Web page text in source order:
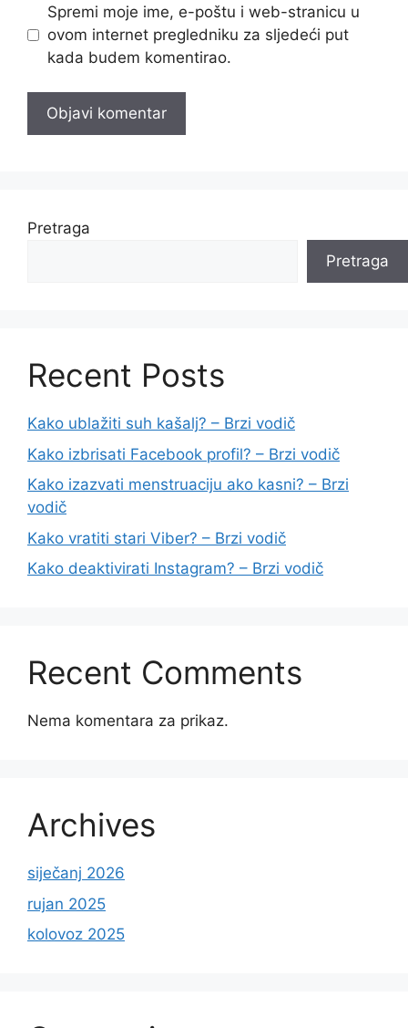
Spremi moje ime, e-poštu i web-stranicu u
ovom internet pregledniku za sljedeći put
kada budem komentirao.
Pretraga
Pretraga
Recent Posts
Kako ublažiti suh kašalj? – Brzi vodič
Kako izbrisati Facebook profil? – Brzi vodič
Kako izazvati menstruaciju ako kasni? – Brzi
vodič
Kako vratiti stari Viber? – Brzi vodič
Kako deaktivirati Instagram? – Brzi vodič
Recent Comments
Nema komentara za prikaz.
Archives
siječanj 2026
rujan 2025
kolovoz 2025